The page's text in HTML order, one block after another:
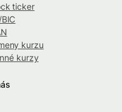
ticker
kurzu
kurzy